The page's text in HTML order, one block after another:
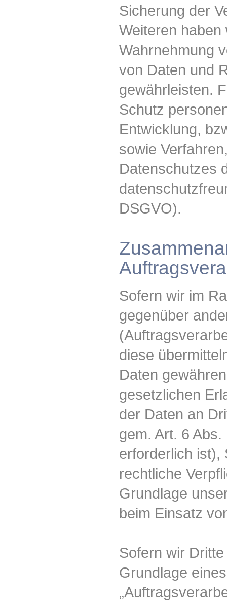
Sicherung der
Weiteren haben
Wahrnehmung
von Daten und
gewährleisten.
Schutz
Entwicklung,
sowie
Datenschutzes
DSGVO).
Sofern wir im
gegenüber
diese
Daten
gesetzlichen
der Daten an
gem. Art. 6
erforderlich ist),
rechtliche
Grundlage
beim Einsatz
Sofern wir
Grundlage